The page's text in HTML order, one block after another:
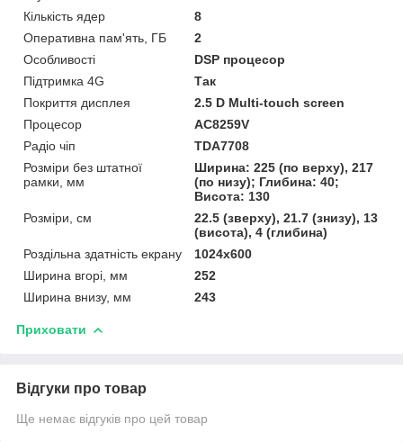
Кількість ядер
8
Оперативна пам'ять, ГБ
2
Особливості
DSP процесор
Підтримка 4G
Так
Покриття дисплея
2.5 D Multi-touch screen
Процесор
AC8259V
Радіо чіп
TDA7708
Розміри без штатної
рамки, мм
Ширина: 225 (по верху), 217
(по низу); Глибина: 40;
Висота: 130
Розміри, см
22.5 (зверху), 21.7 (знизу), 13
(висота), 4 (глибина)
Роздільна здатність екрану
1024х600
Ширина вгорі, мм
252
Ширина внизу, мм
243
Приховати
Відгуки про товар
Ще немає відгуків про цей товар